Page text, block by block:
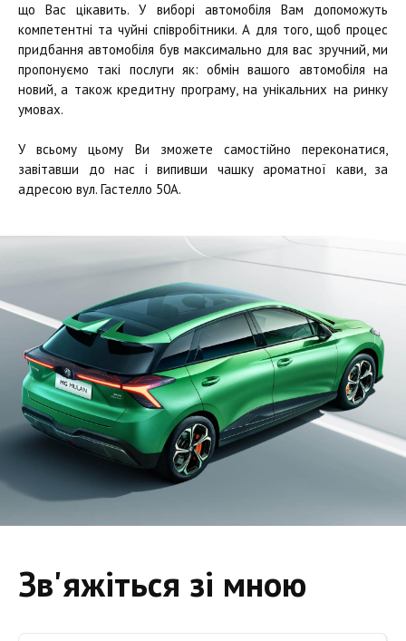
що Вас цікавить. У виборі автомобіля Вам допоможуть
компетентні та чуйні співробітники. А для того, щоб процес
придбання автомобіля був максимально для вас зручний, ми
пропонуємо такі послуги як: обмін вашого автомобіля на
новий, а також кредитну програму, на унікальних на ринку
умовах.
У всьому цьому Ви зможете самостійно переконатися,
завітавши до нас і випивши чашку ароматної кави, за
адресою вул. Гастелло 50А.
Зв'яжіться зі мною